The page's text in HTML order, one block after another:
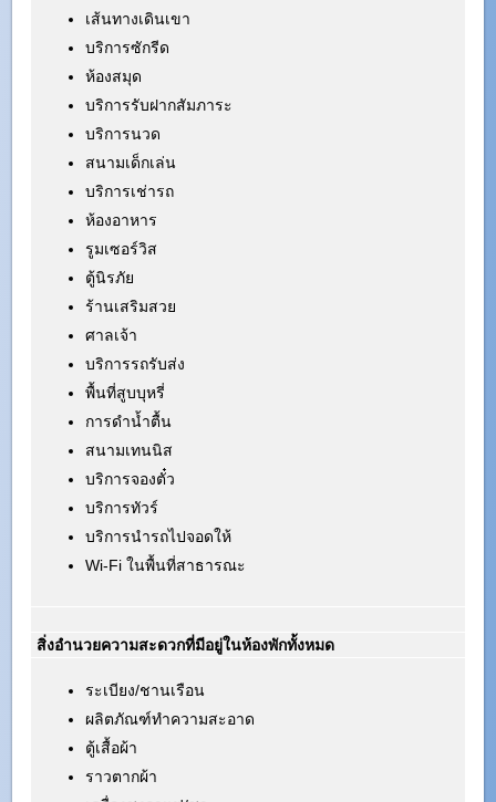
เส้นทางเดินเขา
บริการซักรีด
ห้องสมุด
บริการรับฝากสัมภาระ
บริการนวด
สนามเด็กเล่น
บริการเช่ารถ
ห้องอาหาร
รูมเซอร์วิส
ตู้นิรภัย
ร้านเสริมสวย
ศาลเจ้า
บริการรถรับส่ง
พื้นที่สูบบุหรี่
การดำน้ำตื้น
สนามเทนนิส
บริการจองตั๋ว
บริการทัวร์
บริการนำรถไปจอดให้
Wi-Fi ในพื้นที่สาธารณะ
สิ่งอำนวยความสะดวกที่มีอยู่ในห้องพักทั้งหมด
ระเบียง/ชานเรือน
ผลิตภัณฑ์ทำความสะอาด
ตู้เสื้อผ้า
ราวตากผ้า